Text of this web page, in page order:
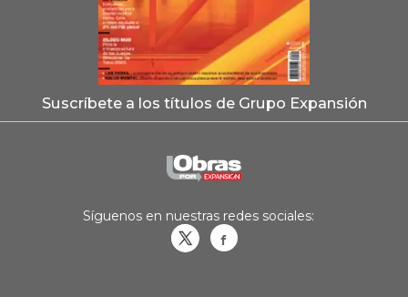
Suscríbete a los títulos de Grupo Expansión
Síguenos en nuestras redes sociales: